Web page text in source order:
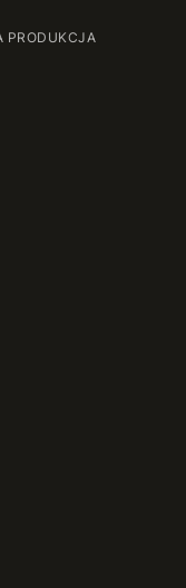
PRODUKCJA